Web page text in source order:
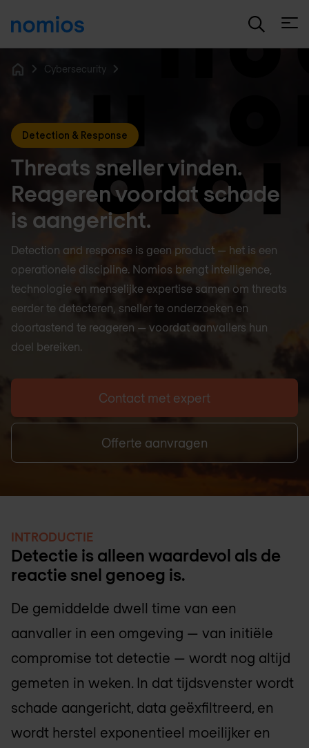
Cybersecurity
Detection & Response
Threats sneller vinden.
Reageren voordat schade
is aangericht.
Detection and response is geen product — het is een
operationele discipline. Nomios brengt intelligence,
technologie en menselijke expertise samen om threats
eerder te detecteren, sneller te onderzoeken en
doortastend te reageren — voordat aanvallers hun
doel bereiken.
Contact met expert
Offerte aanvragen
INTRODUCTIE
Detectie is alleen waardevol als de
reactie snel genoeg is.
De gemiddelde dwell time van een
aanvaller in een omgeving — van initiële
compromise tot detectie — wordt nog altijd
gemeten in weken. In dat tijdsvenster wordt
schade aangericht, data geëxfiltreerd, en
wordt herstel exponentieel moeilijker en